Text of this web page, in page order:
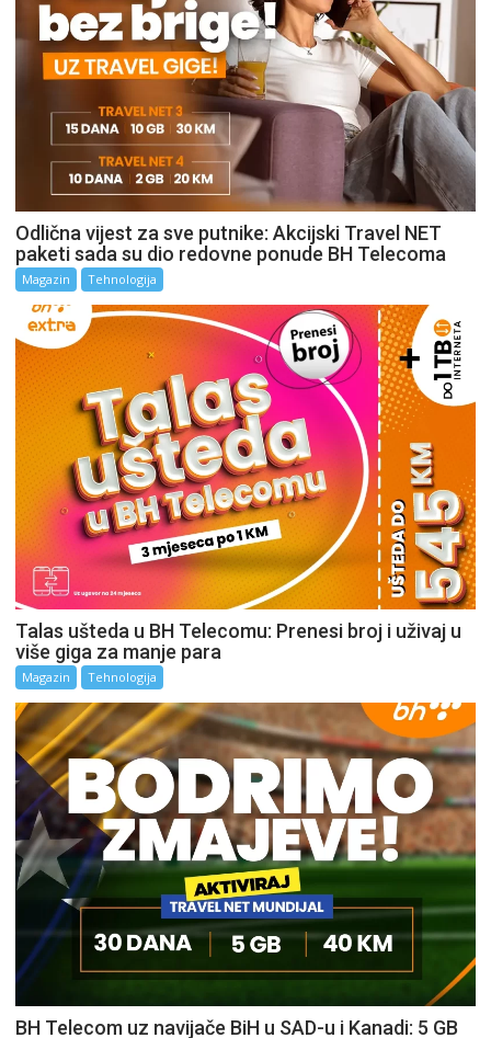
Odlična vijest za sve putnike: Akcijski Travel NET
paketi sada su dio redovne ponude BH Telecoma
Magazin Tehnologija
Talas ušteda u BH Telecomu: Prenesi broj i uživaj u
više giga za manje para
Magazin Tehnologija
BH Telecom uz navijače BiH u SAD-u i Kanadi: 5 GB